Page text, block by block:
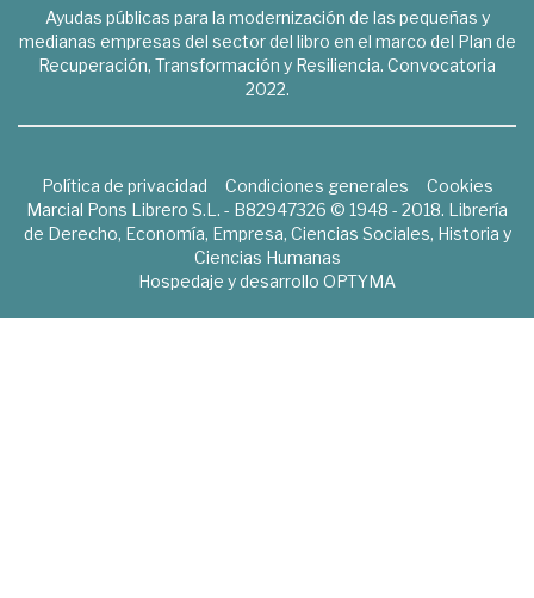
Ayudas públicas para la modernización de las pequeñas y
medianas empresas del sector del libro en el marco del Plan de
Recuperación, Transformación y Resiliencia. Convocatoria
2022.
Política de privacidad Condiciones generales
Cookies
Marcial Pons Librero S.L. - B82947326 © 1948 - 2018. Librería
de Derecho, Economía, Empresa, Ciencias Sociales, Historia y
Ciencias Humanas
Hospedaje y desarrollo OPTYMA